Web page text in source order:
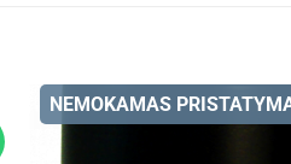
NEMOKAMAS